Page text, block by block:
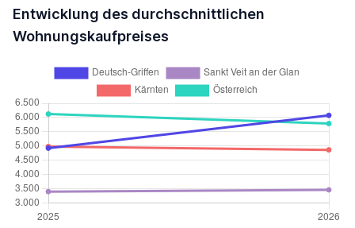
Entwicklung des durchschnittlichen
Wohnungskaufpreises